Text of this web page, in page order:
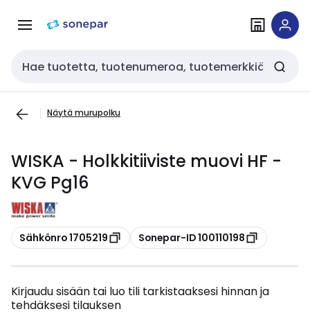
navigointiinsisältöön
Haku
Näytä murupolku
WISKA - Holkkitiiviste muovi HF -
KVG Pg16
Kopioi
Sähkönro 1705219 Kopioi
Sonepar-ID 100110198
Kirjaudu sisään tai luo tili tarkistaaksesi hinnan ja
tehdäksesi tilauksen